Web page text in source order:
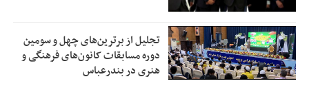
تجلیل از بر‌ترین‌های چهل و سومین
دوره مسابقات کانون‌های فرهنگی و
هنری در بندرعباس